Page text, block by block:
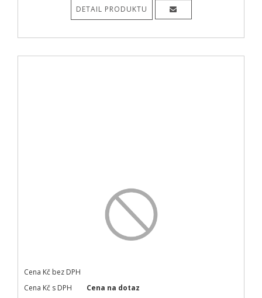
DETAIL PRODUKTU
Cena Kč bez DPH
Cena Kč s DPH
Cena na dotaz